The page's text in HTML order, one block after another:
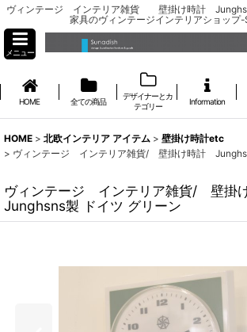
ヴィンテージ インテリア雑貨 壁掛け時計
家具のヴィンテージインテリアショップ
メニュー
HOME 全ての商品
デザイナーとカ
テゴリー
Information
HOME > 北欧インテリア アイテム > 壁掛け時計etc
> ヴィンテージ インテリア雑貨/ 壁掛け時計
ヴィンテージ インテリア雑貨/ 壁掛
Junghsns製 ドイツ グリーン